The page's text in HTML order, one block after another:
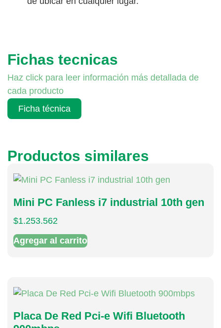
Fichas tecnicas
Haz click para leer información más detallada de
cada producto
Ficha técnica
Productos similares
Mini PC Fanless i7 industrial 10th gen
$1.253.562
Agregar al carrito
Placa De Red Pci-e Wifi Bluetooth